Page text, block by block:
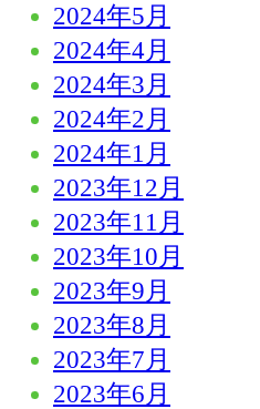
2024年5月
2024年4月
2024年3月
2024年2月
2024年1月
2023年12月
2023年11月
2023年10月
2023年9月
2023年8月
2023年7月
2023年6月